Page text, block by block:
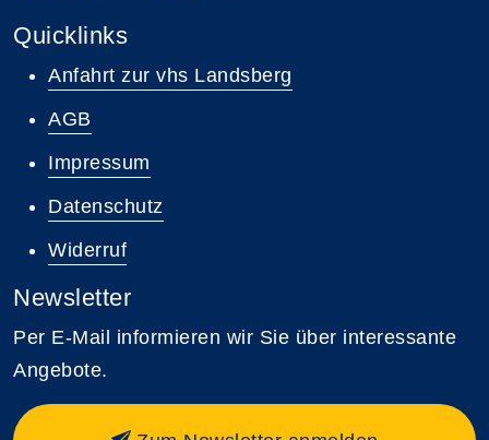
Quicklinks
Anfahrt zur vhs Landsberg
AGB
Impressum
Datenschutz
Widerruf
Newsletter
Per E-Mail informieren wir Sie über interessante
Angebote.